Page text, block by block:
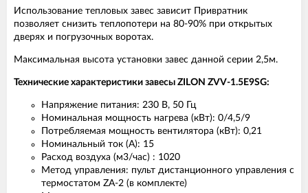
Использование тепловых завес зависит Привратник
позволяет снизить теплопотери на 80-90% при открытых
дверях и погрузочных воротах.
Максимальная высота установки завес данной серии 2,5м.
Технические характеристики завесы ZILON ZVV-1.5E9SG:
Напряжение питания: 230 В, 50 Гц
Номинальная мощность нагрева (кВт): 0/4,5/9
Потребляемая мощность вентилятора (кВт): 0,21
Номинальный ток (А): 15
Расход воздуха (м3/час) : 1020
Метод управления: пульт дистанционного управления с
термостатом ZA-2 (в комплекте)